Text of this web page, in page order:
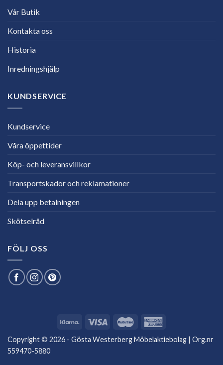
Vår Butik
Kontakta oss
Historia
Inredningshjälp
KUNDSERVICE
Kundservice
Våra öppettider
Köp- och leveransvillkor
Transportskador och reklamationer
Dela upp betalningen
Skötselråd
FÖLJ OSS
Copyright © 2026 - Gösta Westerberg Möbelaktiebolag | Org.nr
559470-5880